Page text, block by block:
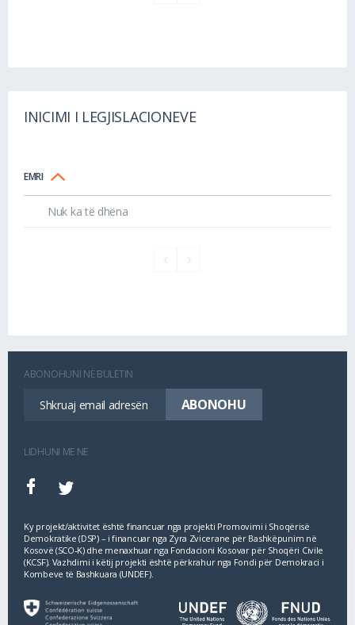
INICIMI I LEGJISLACIONEVE
EMRI
Nuk ka të dhëna
ABONOHUNI NË BULETIN
LIDHUNI ME NE
Ky projekt/aktivitet është financuar nga projekti Promovimi i Shoqërisë
Demokratike (DSP) – i financuar nga Zyra Zvicerane për Bashkëpunim në
Kosovë (SCO‐K) dhe menaxhuar nga Fondacioni Kosovar për Shoqëri Civile
(KCSF). Vazhdimi i këtij projekti është përkrahur nga Fondi për Demokraci i
Kombeve të Bashkuara (UNDEF).